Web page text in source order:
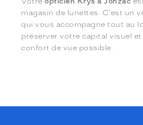
magasin de lunettes. C'est un
qui vous accompagne tout au
préserver votre capital visuel
confort de vue possible.